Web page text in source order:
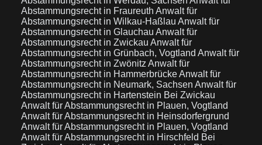
Abstammungsrecht in Fraureuth Anwalt für
Abstammungsrecht in Wilkau-Haßlau Anwalt für
Abstammungsrecht in Glauchau Anwalt für
Abstammungsrecht in Zwickau Anwalt für
Abstammungsrecht in Grünbach, Vogtland Anwalt für
Abstammungsrecht in Zwönitz Anwalt für
Abstammungsrecht in HammerbrückeAnwalt für
Abstammungsrecht in Neumark, Sachsen Anwalt für
Abstammungsrecht in Hartenstein Bei Zwickau
Anwalt für Abstammungsrecht in Plauen, Vogtland
Anwalt für Abstammungsrecht in Heinsdorfergrund
Anwalt für Abstammungsrecht in Plauen, Vogtland
Anwalt für Abstammungsrecht in Hirschfeld Bei